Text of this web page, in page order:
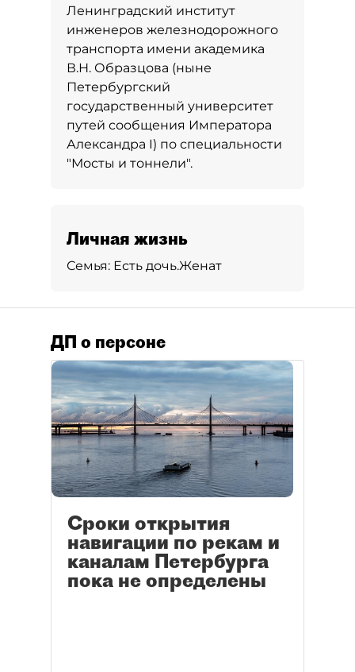
Ленинградский институт
инженеров железнодорожного
транспорта имени академика
В.Н. Образцова (ныне
Петербургский
государственный университет
путей сообщения Императора
Александра I) по специальности
"Мосты и тоннели".
Личная жизнь
Семья: Есть дочь.Женат
ДП о персоне
Сроки открытия
навигации по рекам и
каналам Петербурга
пока не определены